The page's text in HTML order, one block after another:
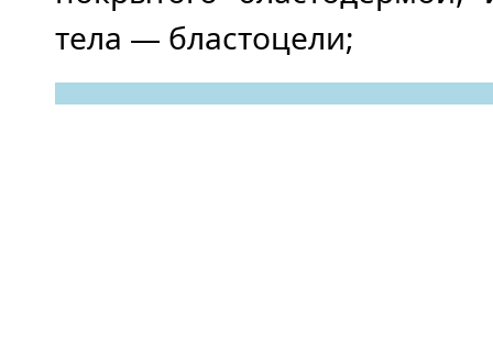
тела — бластоцели;